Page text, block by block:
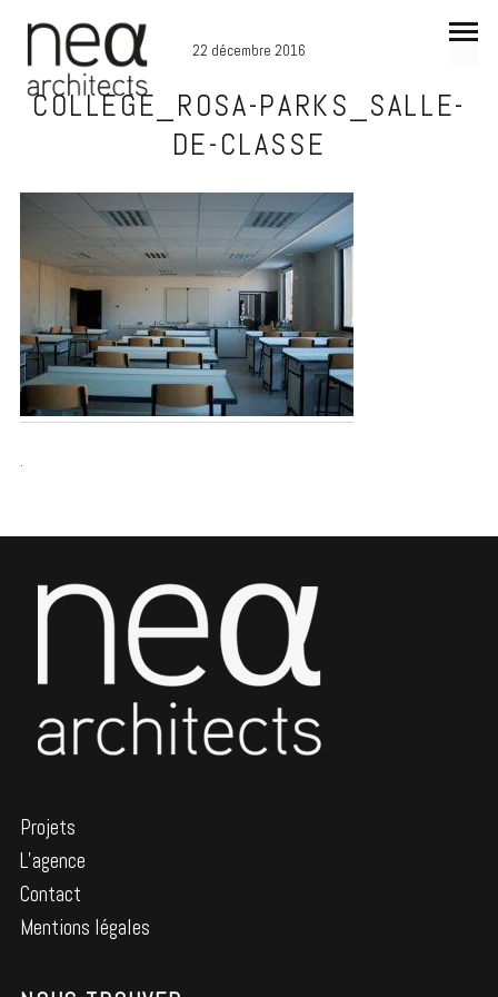
22 décembre 2016
COLLEGE_ROSA-PARKS_SALLE-
DE-CLASSE
.
Projets
L’agence
Contact
Mentions légales